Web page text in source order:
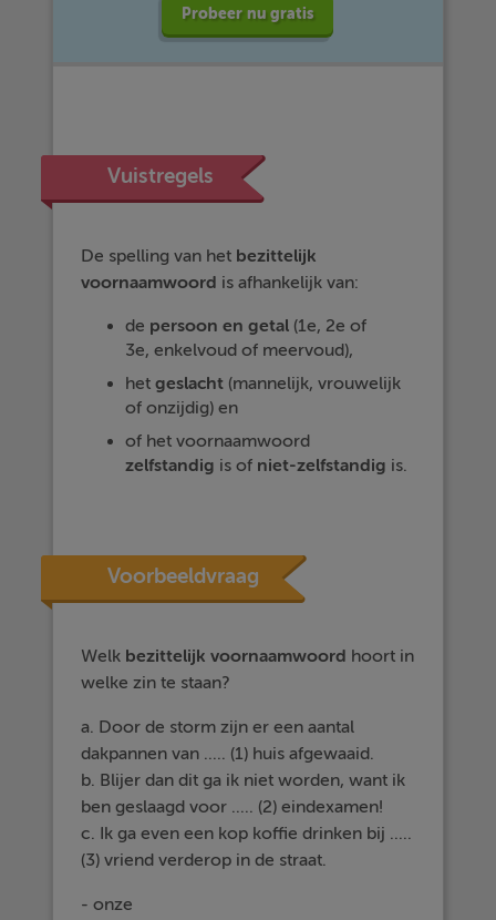
Probeer nu gratis
Vuistregels
De spelling van het bezittelijk
voornaamwoord is afhankelijk van:
de persoon en getal (1e, 2e of
3e, enkelvoud of meervoud),
hetgeslacht (mannelijk, vrouwelijk
of onzijdig) en
of het voornaamwoord
zelfstandig is of niet-zelfstandig is.
Voorbeeldvraag
Welk bezittelijk voornaamwoord hoort in
welke zin te staan?
a. Door de storm zijn er een aantal
dakpannen van ..... (1) huis afgewaaid.
b. Blijer dan dit ga ik niet worden, want ik
ben geslaagd voor ..... (2) eindexamen!
c. Ik ga even een kop koffie drinken bij .....
(3) vriend verderop in de straat.
- onze